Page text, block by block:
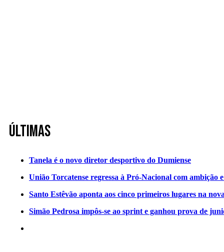
Últimas
Tanela é o novo diretor desportivo do Dumiense
União Torcatense regressa à Pró-Nacional com ambição
Santo Estêvão aponta aos cinco primeiros lugares na
Simão Pedrosa impôs-se ao sprint e ganhou prova de